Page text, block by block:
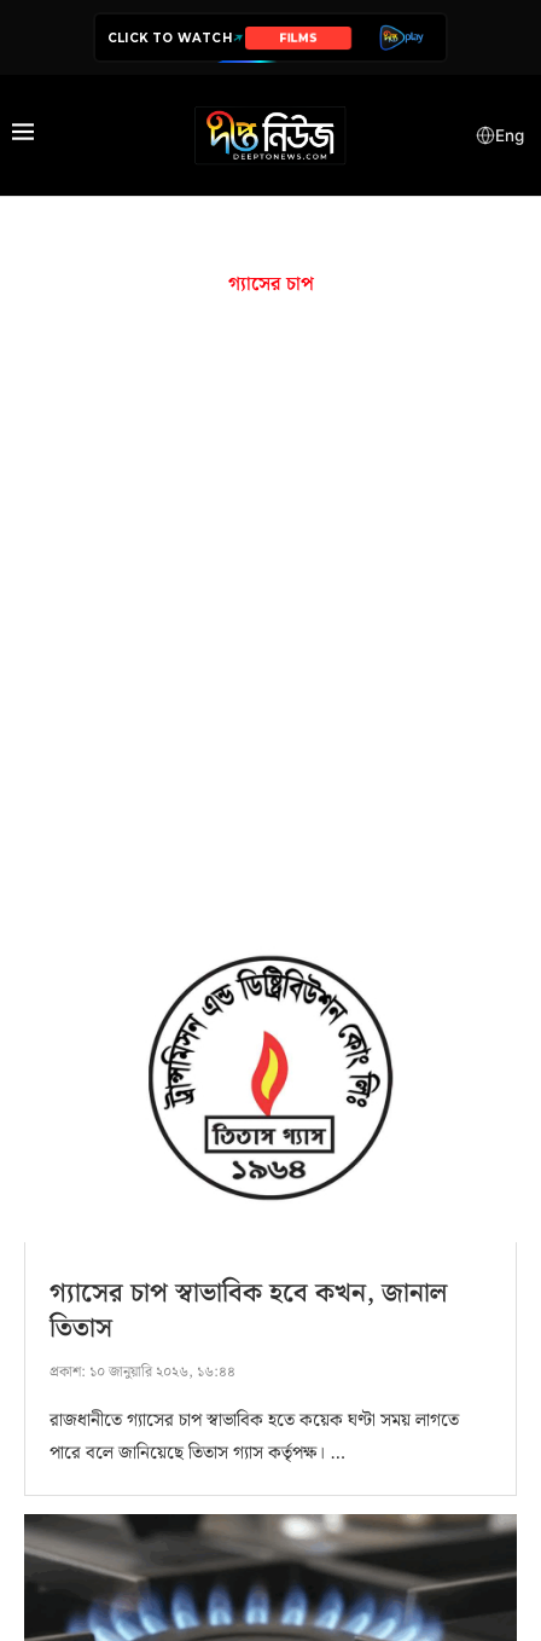
CLICK TO WATCH FILMS
Eng
গ্যাসের চাপ
গ্যাসের চাপ স্বাভাবিক হবে কখন, জানাল
তিতাস
প্রকাশ: ১০ জানুয়ারি ২০২৬, ১৬:৪৪
রাজধানীতে গ‍্যাসের চাপ স্বাভাবিক হতে কয়েক ঘণ্টা সময় লাগতে
পারে বলে জানিয়েছে তিতাস গ্যাস কর্তৃপক্ষ। …